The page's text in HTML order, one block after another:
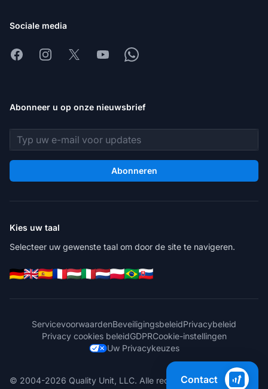
Sociale media
FacebookInstagram
X YoutubeWhatsapp
Abonneer u op onze nieuwsbrief
E-mailadres
Abonneren
Kies uw taal
Selecteer uw gewenste taal om door de site te navigeren.
ServicevoorwaardenBeveiligingsbeleidPrivacybeleid
Privacy cookies beleidGDPRCookie-instellingen
Uw Privacykeuzes
© 2004-2026 Quality Unit, LLC. Alle rechten voorbehouden.
Contact